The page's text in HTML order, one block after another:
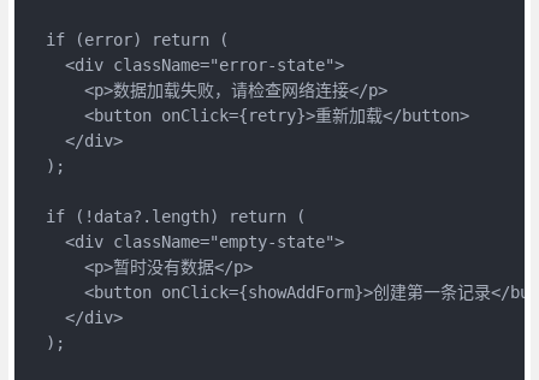
  if (error) return (
    <div className="error-state">
      <p>数据加载失败，请检查网络连接</p>
      <button onClick={retry}>重新加载</button>
    </div>
  );
  if (!data?.length) return (
    <div className="empty-state">
      <p>暂时没有数据</p>
<button onClick={showAddForm}>创建第一条记录</
    </div>
  );